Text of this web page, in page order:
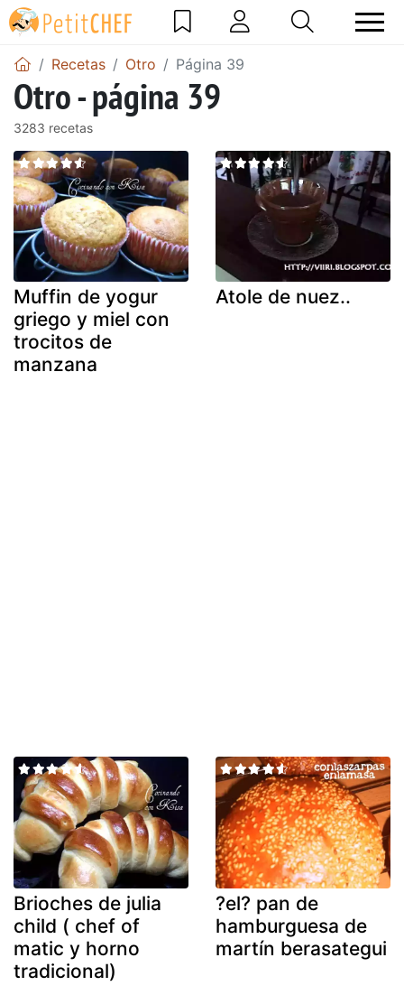
Recetas Otro Página 39
Otro - página 39
3283 recetas
Muffin de yogur
griego y miel con
trocitos de
manzana
Atole de nuez..
Brioches de julia
child ( chef of
matic y horno
tradicional)
?el? pan de
hamburguesa de
martín berasategui